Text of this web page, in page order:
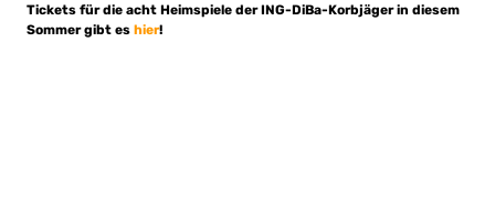
Tickets für die acht Heimspiele der ING-DiBa-Korbjäger in diesem
Sommer gibt es hier!